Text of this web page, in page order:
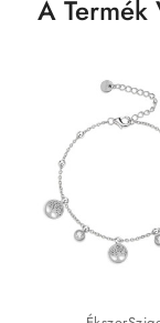
A Termék